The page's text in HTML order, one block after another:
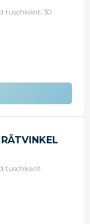
tuschkant. 30
tuschkant.